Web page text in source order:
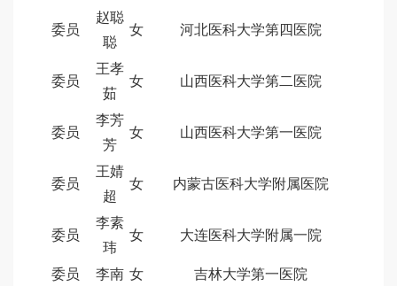
委员
赵聪
聪
女 河北医科大学第四医院
委员
王孝
茹
女 山西医科大学第二医院
委员
李芳
芳
女 山西医科大学第一医院
委员
王婧
超
女 内蒙古医科大学附属医院
委员
李素
玮
女 大连医科大学附属一院
委员 李南 女
吉林大学第一医院